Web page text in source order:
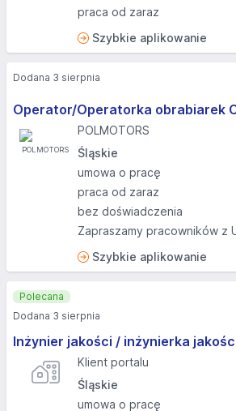
praca od zaraz
Szybkie aplikowanie
Operator/Operatorka obrabiarek
POLMOTORS
Śląskie
umowa o pracę
praca od zaraz
bez doświadczenia
Zapraszamy pracowników z
Szybkie aplikowanie
Dodana 3 sierpnia
Inżynier jakości / inżynierka
Klient portalu
Śląskie
umowa o pracę
Polecana
Dodana 3 sierpnia